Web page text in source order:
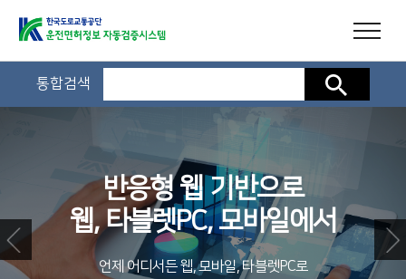
통합검색 검색
반응형 웹 기반으로
웹, 타블렛PC, 모바일에서
언제 어디서든 웹, 모바일, 타블렛PC로